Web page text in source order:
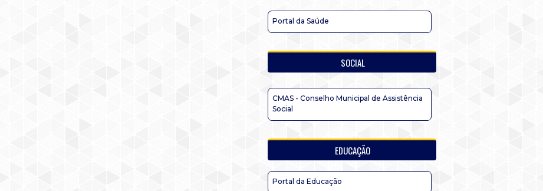
Portal da Saúde
SOCIAL
CMAS - Conselho Municipal de Assistência
Social
EDUCAÇÃO
Portal da Educação